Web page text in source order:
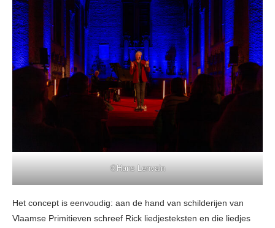
©Hans Lenvain
Het concept is eenvoudig: aan de hand van schilderijen van
Vlaamse Primitieven schreef Rick liedjesteksten en die liedjes